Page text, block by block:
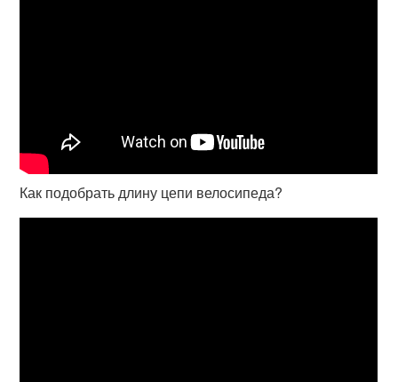
Как подобрать длину цепи велосипеда?